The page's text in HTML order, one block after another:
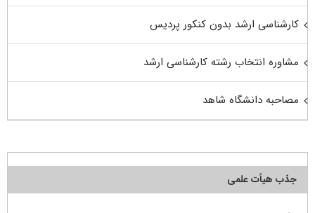
کارشناسی ارشد بدون کنکور پردیس
مشاوره انتخاب رشته کارشناسی ارشد
مصاحبه دانشگاه شاهد
جذب هیأت علمی